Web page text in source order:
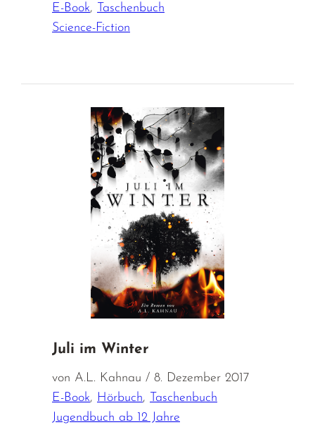
E-Book,
Taschenbuch
Science-Fiction
Juli im Winter
von A.L. Kahnau / 8. Dezember 2017
E-Book, Hörbuch,
Taschenbuch
Jugendbuch ab 12 Jahre